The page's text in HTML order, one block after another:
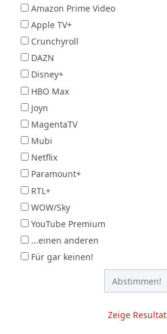
Amazon Prime Video
Apple TV+
Crunchyroll
DAZN
Disney+
HBO Max
Joyn
MagentaTV
Mubi
Netflix
Paramount+
RTL+
WOW/Sky
YouTube Premium
...einen anderen
Für gar keinen!
Zeige Resultat